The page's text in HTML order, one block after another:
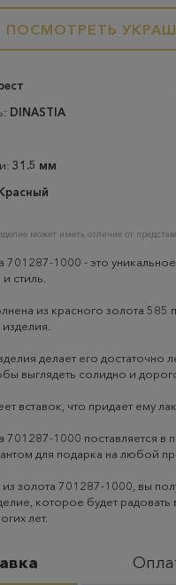
ПОСМОТРЕТЬ
DINASTIA
31.5 мм
может иметь отличие от
701287-1000 - это
стиль.
из красного золота 585
делает его достаточно
выглядеть солидно и
вставок, что придает ему
701287-1000 поставляется в
для подарка на любой
золота 701287-1000, вы
которое будет
лет.